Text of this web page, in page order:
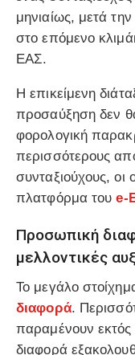
μηνιαίως, μετά
στο επόμενο
ΕΑΣ.
Η επικείμενη
προσαύξηση δεν
φορολογική
περισσότερους
συνταξιούχους, οι
πλατφόρμα τουe-
Προσωπική
μελλοντικές
Το μεγάλο
διαφορά.
παραμένουν
διαφορά